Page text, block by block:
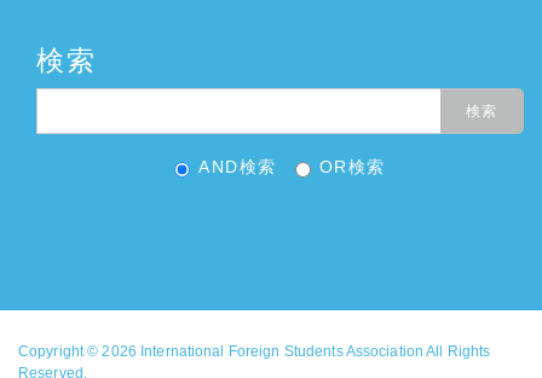
検索
AND検索 OR検索
Copyright © 2026 International Foreign Students Association All Rights
Reserved.